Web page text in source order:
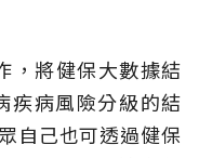
，將健保大數據結
疾病風險分級的結
自己也可透過健保